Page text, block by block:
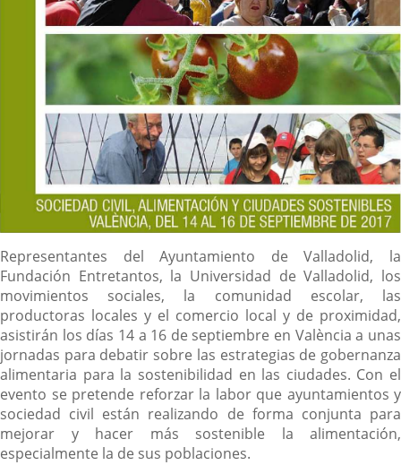
Descripción
Representantes del Ayuntamiento de Valladolid, la
Fundación Entretantos, la Universidad de Valladolid, los
movimientos sociales, la comunidad escolar, las
productoras locales y el comercio local y de proximidad,
asistirán los días 14 a 16 de septiembre en València a unas
jornadas para debatir sobre las estrategias de gobernanza
alimentaria para la sostenibilidad en las ciudades. Con el
evento se pretende reforzar la labor que ayuntamientos y
sociedad civil están realizando de forma conjunta para
mejorar y hacer más sostenible la alimentación,
especialmente la de sus poblaciones.